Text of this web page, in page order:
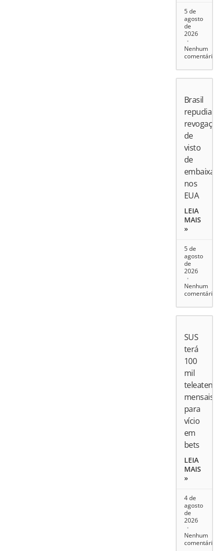
5 de
agosto
de
2026
Nenhum
comentário
Brasil
repudia
revogação
de
visto
de
nos
EUA
LEIA
MAIS
»
5 de
agosto
de
2026
Nenhum
comentário
SUS
terá
100
mil
mensais
para
vício
em
bets
LEIA
MAIS
»
4 de
agosto
de
2026
Nenhum
comentário